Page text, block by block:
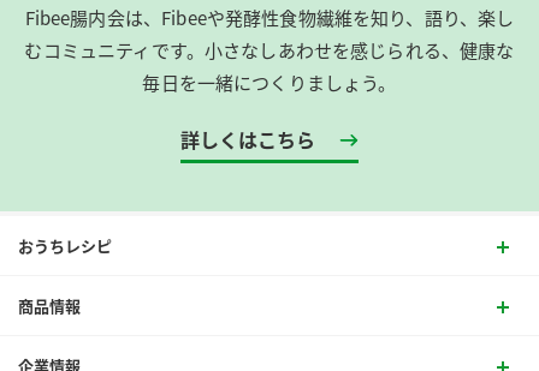
Fibee腸内会は、​Fibeeや発酵性食物繊維を知り、語り、楽し
むコミュニティです。​小さなしあわせを感じられる、健康な
毎日を一緒につくりましょう。
詳しくはこちら
おうちレシピ
商品情報
企業情報